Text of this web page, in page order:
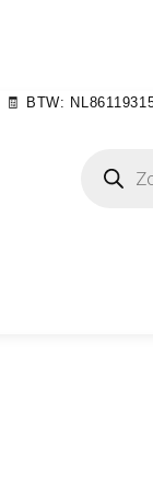
🧾 BTW:
zoeken